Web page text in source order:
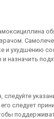
и ухудшению
назначить
следует